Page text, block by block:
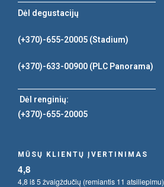
Dėl degustacijų
(+370)-655-20005 (Stadium)
(+370)-633-00900 (PLC Panorama)
Dėl renginių:
(+370)-655-20005
MŪSŲ KLIENTŲ ĮVERTINIMAS
4,8
4,8 iš 5 žvaigždučių (remiantis 11 atsiliepimu)